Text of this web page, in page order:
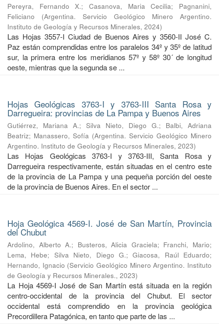
Pereyra, Fernando X.;Casanova, Maria Cecilia; Pagnanini,
Feliciano
(Argentina. Servicio Geológico Minero Argentino.
Instituto de Geología y Recursos Minerales, 2024)
Las Hojas 3557-I Ciudad de Buenos Aires y 3560-II José C.
Paz están comprendidas entre los paralelos 34º y 35º de latitud
sur, la primera entre los meridianos 57º y 58º 30´ de longitud
oeste, mientras que la segunda se ...
Hojas Geológicas 3763-I y 3763-III Santa Rosa y
Darregueira: provincias de La Pampa y Buenos Aires
Gutiérrez, Mariana A.; Silva Nieto, Diego G.; Balbi, Adriana
Beatriz; Manassero, Sofía (Argentina. Servicio Geológico Minero
Argentino. Instituto de Geología y Recursos Minerales, 2023)
Las Hojas Geológicas 3763-I y 3763-III, Santa Rosa y
Darregueira respectivamente, están situadas en el centro este
de la provincia de La Pampa y una pequeña porción del oeste
de la provincia de Buenos Aires. En el sector ...
Hoja Geológica 4569-I. José de San Martín, Provincia
del Chubut
Ardolino, Alberto A.; Busteros, Alicia Graciela; Franchi, Mario;
Lema, Hebe; Silva Nieto, Diego G.;Giacosa, Raúl Eduardo;
Hernando, Ignacio (Servicio Geológico Minero Argentino. Instituto
de Geología y Recursos Minerales., 2023)
La Hoja 4569-I José de San Martín está situada en la región
centro-occidental de la provincia del Chubut. El sector
occidental está comprendido en la provincia geológica
Precordillera Patagónica, en tanto que parte de las ...